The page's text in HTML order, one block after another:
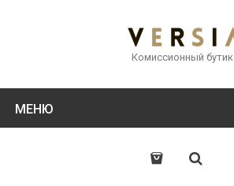
Комиссионный бутик
МЕНЮ